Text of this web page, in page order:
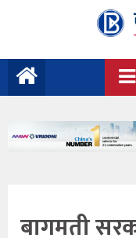
बागमती